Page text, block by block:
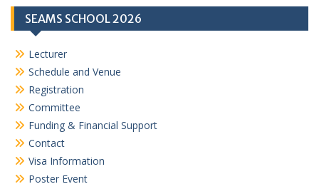
SEAMS SCHOOL 2026
Lecturer
Schedule and Venue
Registration
Committee
Funding & Financial Support
Contact
Visa Information
Poster Event